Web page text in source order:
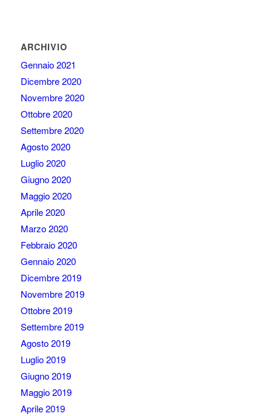
ARCHIVIO
Gennaio 2021
Dicembre 2020
Novembre 2020
Ottobre 2020
Settembre 2020
Agosto 2020
Luglio 2020
Giugno 2020
Maggio 2020
Aprile 2020
Marzo 2020
Febbraio 2020
Gennaio 2020
Dicembre 2019
Novembre 2019
Ottobre 2019
Settembre 2019
Agosto 2019
Luglio 2019
Giugno 2019
Maggio 2019
Aprile 2019